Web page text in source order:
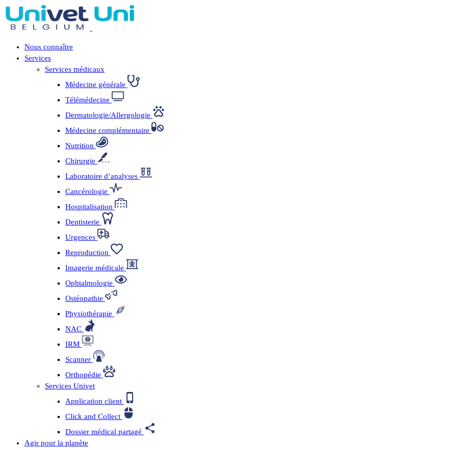
Nous connaître
Services
Services médicaux
Médecine générale
Télémédecine
Dermatologie/Allergologie
Médecine complémentaire
Nutrition
Chirurgie
Laboratoire d’analyses
Cancérologie
Hospitalisation
Dentisterie
Urgences
Reproduction
Imagerie médicale
Ophtalmologie
Ostéopathie
Physiothérapie
NAC
IRM
Scanner
Orthopédie
Services Univet
Application client
Click and Collect
Dossier médical partagé
Agir pour la planète